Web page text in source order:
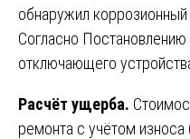
обнаружил
Согласно
отключающего
Расчёт ущерба.
ремонта с учётом износа